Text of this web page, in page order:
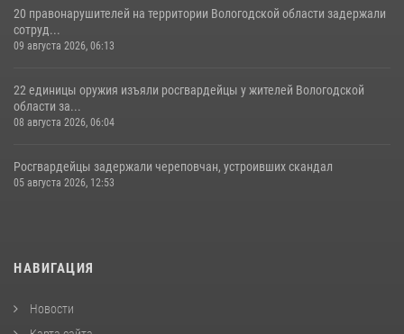
20 правонарушителей на территории Вологодской области задержали
сотруд...
09 августа 2026, 06:13
22 единицы оружия изъяли росгвардейцы у жителей Вологодской
области за...
08 августа 2026, 06:04
Росгвардейцы задержали череповчан, устроивших скандал
05 августа 2026, 12:53
НАВИГАЦИЯ
Новости